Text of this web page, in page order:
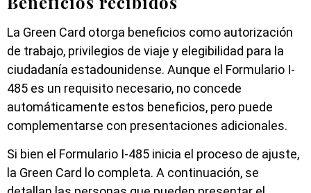
La Green Card otorga beneficios como autorización
de trabajo, privilegios de viaje y elegibilidad para la
ciudadanía estadounidense. Aunque el Formulario I-
485 es un requisito necesario, no concede
automáticamente estos beneficios, pero puede
complementarse con presentaciones adicionales.
Si bien el Formulario I-485 inicia el proceso de ajuste,
la Green Card lo completa. A continuación, se